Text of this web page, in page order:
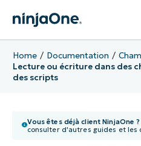
Home Documentation
Lecture ou écriture dans des
des scripts
Vous êtes déjà client NinjaOne ?
consulter d'autres guides et les